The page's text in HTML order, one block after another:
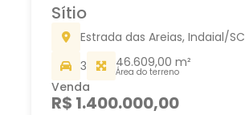
Sítio
Estrada das Areias, Indaial/SC
3
46.609,00 m²
Área do terreno
Venda
R$ 1.400.000,00